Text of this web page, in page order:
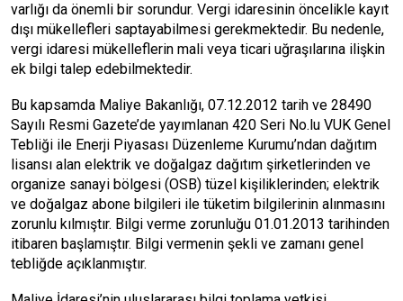
varlığı da önemli bir sorundur. Vergi idaresinin öncelikle kayıt
dışı mükellefleri saptayabilmesi gerekmektedir. Bu nedenle,
vergi idaresi mükelleflerin mali veya ticari uğraşılarına ilişkin
ek bilgi talep edebilmektedir.
Bu kapsamda Maliye Bakanlığı, 07.12.2012 tarih ve 28490
Sayılı Resmi Gazete’de yayımlanan 420 Seri No.lu VUK Genel
Tebliği ile Enerji Piyasası Düzenleme Kurumu’ndan dağıtım
lisansı alan elektrik ve doğalgaz dağıtım şirketlerinden ve
organize sanayi bölgesi (OSB) tüzel kişiliklerinden; elektrik
ve doğalgaz abone bilgileri ile tüketim bilgilerinin alınmasını
zorunlu kılmıştır. Bilgi verme zorunluğu 01.01.2013 tarihinden
itibaren başlamıştır. Bilgi vermenin şekli ve zamanı genel
tebliğde açıklanmıştır.